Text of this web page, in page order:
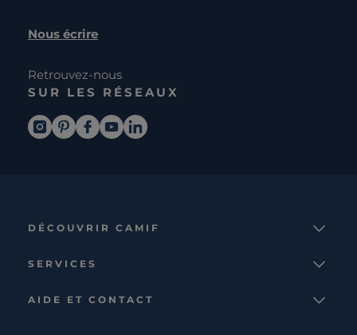
Nous écrire
Retrouvez-nous
SUR LES RÉSEAUX
DÉCOUVRIR CAMIF
Nos collections
SERVICES
AIDE ET CONTACT